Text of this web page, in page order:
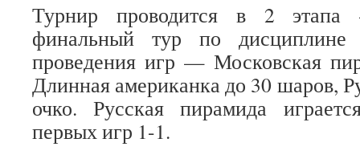
Турнир проводится в 2 этапа
финальный тур по дисциплине
проведения игр — Московская
Длинная американка до 30 шаров,
очко. Русская пирамида
первых игр 1-1.